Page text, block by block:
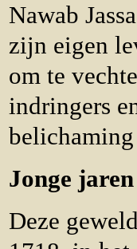
Nawab
zijn eigen
om te
indringers
Jonge jaren
Deze